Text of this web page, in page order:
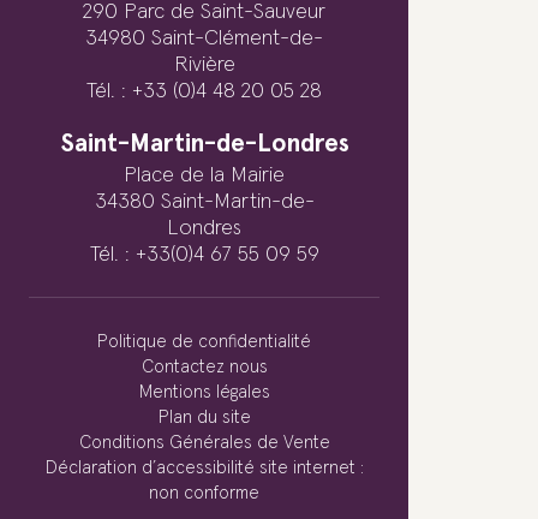
290 Parc de Saint-Sauveur
34980 Saint-Clément-de-
Rivière
Tél. : +33 (0)4 48 20 05 28
Saint-Martin-de-Londres
Place de la Mairie
34380 Saint-Martin-de-
Londres
Tél. : +33(0)4 67 55 09 59
Politique de confidentialité
Contactez nous
Mentions légales
Plan du site
Conditions Générales de Vente
Déclaration d’accessibilité site internet :
non conforme